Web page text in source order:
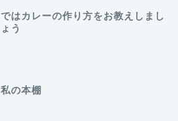
ではカレーの作り方をお教えしまし
ょう
私の本棚